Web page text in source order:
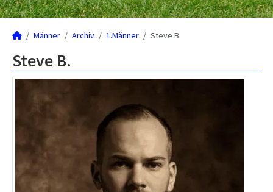
Männer Archiv 1.Männer Steve B.
Steve B.